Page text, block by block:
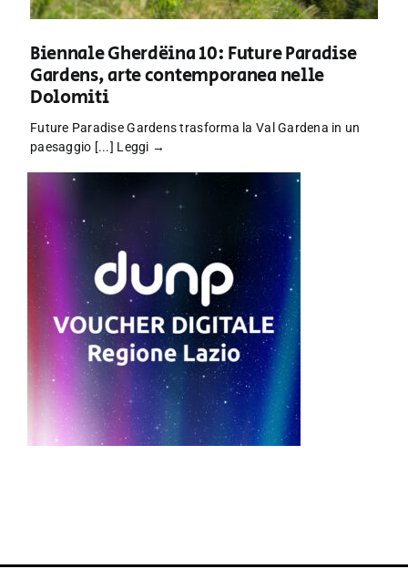
Biennale Gherdëina 10: Future Paradise
Gardens, arte contemporanea nelle
Dolomiti
Future Paradise Gardens trasforma la Val Gardena in un
paesaggio [...] Leggi →